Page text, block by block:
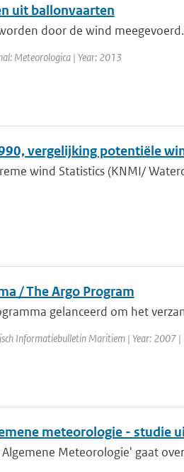
uit ballonvaarten
door de wind
Meteorologica | Year: 2013
vergelijking potentiële
wind Statistics (KNMI/
/ The Argo Program
gelanceerd om het
Informatiebulletin Maritiem | Year: 2007 |
meteorologie - studie
Meteorologie' gaat